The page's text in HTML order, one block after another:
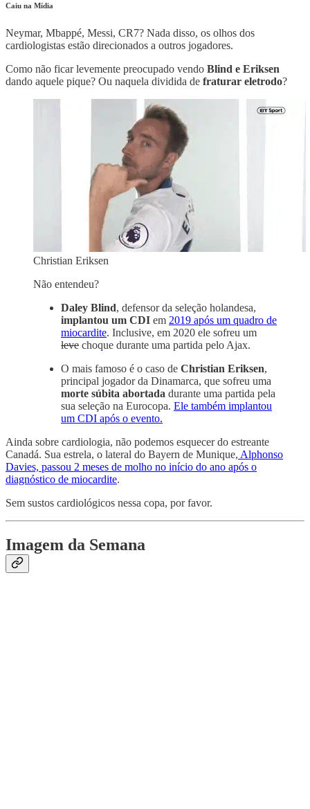
Caiu na Mídia
Neymar, Mbappé, Messi, CR7? Nada disso, os olhos dos
cardiologistas estão direcionados a outros jogadores.
Como não ficar levemente preocupado vendo Blind e Eriksen
dando aquele pique? Ou naquela dividida de fraturar eletrodo?
Christian Eriksen
Não entendeu?
Daley Blind, defensor da seleção holandesa,
implantou um CDI em 2019 após um quadro de
miocardite. Inclusive, em 2020 ele sofreu um
leve choque durante uma partida pelo Ajax.
O mais famoso é o caso de Christian Eriksen,
principal jogador da Dinamarca, que sofreu uma
morte súbita abortada durante uma partida pela
sua seleção na Eurocopa. Ele também implantou
um CDI após o evento.
Ainda sobre cardiologia, não podemos esquecer do estreante
Canadá. Sua estrela, o lateral do Bayern de Munique, Alphonso
Davies, passou 2 meses de molho no início do ano após o
diagnóstico de miocardite.
Sem sustos cardiológicos nessa copa, por favor.
Imagem da Semana